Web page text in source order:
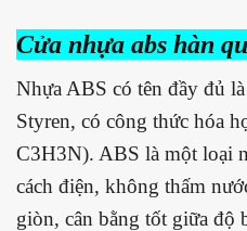
Cửa nhựa abs hàn
Nhựa ABS có tên đầy đủ
Styren, có công thức hóa
C3H3N). ABS là một loại
cách điện, không thấm
giòn, cân bằng tốt giữa độ